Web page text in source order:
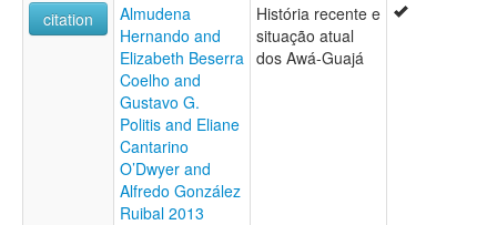
citation
Almudena
Hernando and
Elizabeth Beserra
Coelho and
Gustavo G.
Politis and Eliane
Cantarino
O’Dwyer and
Alfredo González
Ruibal 2013
História recente e
situação atual
dos Awá-Guajá